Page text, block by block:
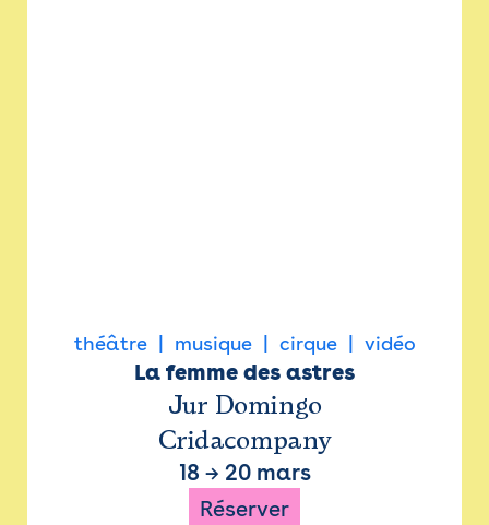
théâtre musique cirque vidéo
La femme des astres
Jur Domingo
Cridacompany
18 → 20 mars
Réserver